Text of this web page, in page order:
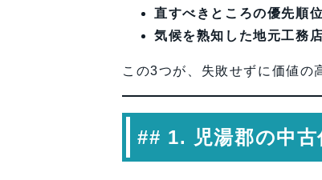
## 7. まとめ
【会社情報】
直すべきところの優先順
気候を熟知した地元工務
この3つが、失敗せずに価値の
## 1. 児湯郡の中